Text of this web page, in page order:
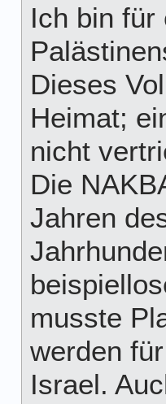
Ich bin für
Dieses
Heimat;
nicht
Die
Jahren
musste
werden
Israel.